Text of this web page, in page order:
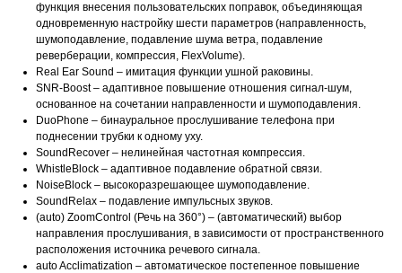
функция внесения пользовательских поправок, объединяющая
одновременную настройку шести параметров (направленность,
шумоподавление, подавление шума ветра, подавление
реверберации, компрессия, FlexVolume).
Real Ear Sound – имитация функции ушной раковины.
SNR-Boost – адаптивное повышение отношения сигнал-шум,
основанное на сочетании направленности и шумоподавления.
DuoPhone – бинауральное прослушивание телефона при
поднесении трубки к одному уху.
SoundRecover – нелинейная частотная компрессия.
WhistleBlock – адаптивное подавление обратной связи.
NoiseBlock – высокоразрешающее шумоподавление.
SoundRelax – подавление импульсных звуков.
(auto) ZoomControl (Речь на 360°) – (автоматический) выбор
направления прослушивания, в зависимости от пространственного
расположения источника речевого сигнала.
auto Acclimatization – автоматическое постепенное повышение